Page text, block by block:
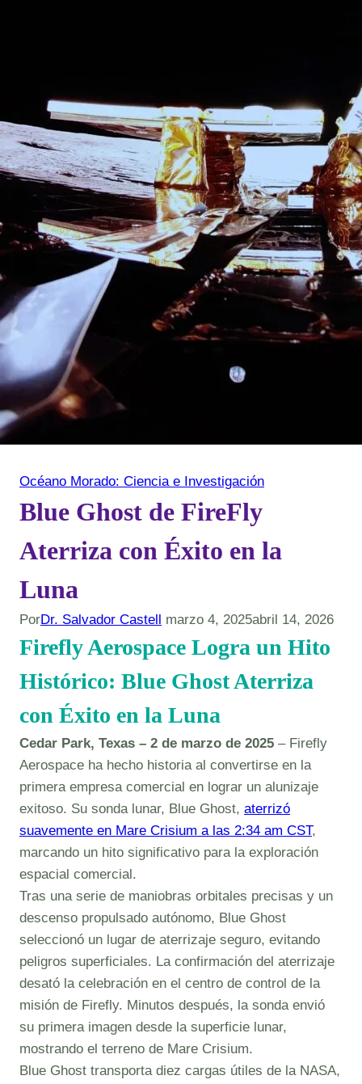
Océano Morado: Ciencia e Investigación
Blue Ghost de FireFly
Aterriza con Éxito en la
Luna
PorDr. Salvador Castell marzo 4, 2025abril 14, 2026
Firefly Aerospace Logra un Hito
Histórico: Blue Ghost Aterriza
con Éxito en la Luna
Cedar Park, Texas – 2 de marzo de 2025 – Firefly
Aerospace ha hecho historia al convertirse en la
primera empresa comercial en lograr un alunizaje
exitoso. Su sonda lunar, Blue Ghost, aterrizó
suavemente en Mare Crisium a las 2:34 am CST,
marcando un hito significativo para la exploración
espacial comercial.
Tras una serie de maniobras orbitales precisas y un
descenso propulsado autónomo, Blue Ghost
seleccionó un lugar de aterrizaje seguro, evitando
peligros superficiales. La confirmación del aterrizaje
desató la celebración en el centro de control de la
misión de Firefly. Minutos después, la sonda envió
su primera imagen desde la superficie lunar,
mostrando el terreno de Mare Crisium.
Blue Ghost transporta diez cargas útiles de la NASA,